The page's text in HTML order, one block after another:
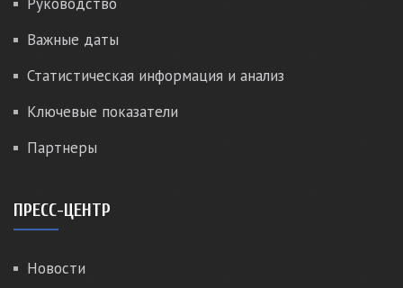
Важные даты
Статистическая информация и анализ
Ключевые показатели
Партнеры
ПРЕСС-ЦЕНТР
Новости